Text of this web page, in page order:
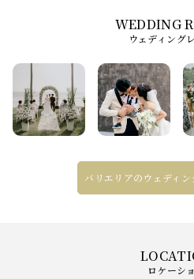
ウェディング
バリエリアのウェディン
ロケーシ